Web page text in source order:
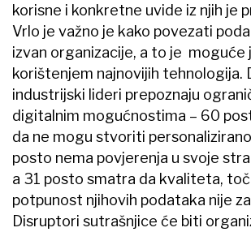
korisne i konkretne uvide iz njih je
Vrlo je važno je kako povezati
izvan organizacije, a to je moguće
korištenjem najnovijih tehnologija.
industrijski lideri prepoznaju
digitalnim mogućnostima – 60
da ne mogu stvoriti
posto nema povjerenja u svoje
a 31 posto smatra da kvaliteta,
potpunost njihovih podataka nije
Disruptori sutrašnjice će biti